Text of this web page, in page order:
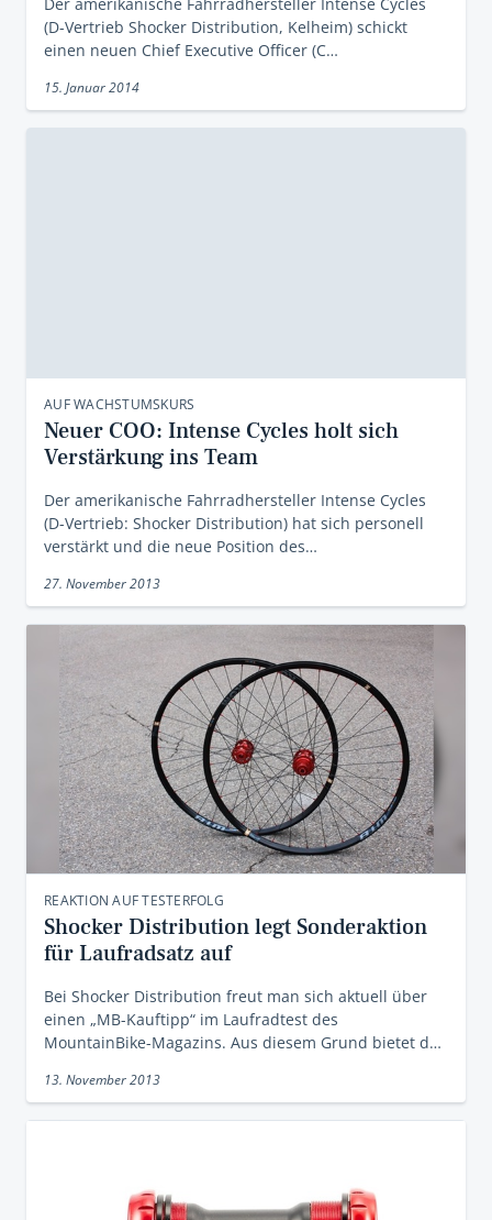
(D-Vertrieb Shocker Distribution, Kelheim) schickt
einen neuen Chief Executive Officer (C…
15. Januar 2014
AUF WACHSTUMSKURS
Neuer COO: Intense Cycles holt sich
Verstärkung ins Team
Der amerikanische Fahrradhersteller Intense Cycles
(D-Vertrieb: Shocker Distribution) hat sich personell
verstärkt und die neue Position des…
27. November 2013
REAKTION AUF TESTERFOLG
Shocker Distribution legt Sonderaktion
für Laufradsatz auf
Bei Shocker Distribution freut man sich aktuell über
einen „MB-Kauftipp“ im Laufradtest des
MountainBike-Magazins. Aus diesem Grund bietet d…
13. November 2013